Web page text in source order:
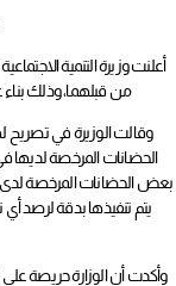
أعلنت وزيرة التنمية
من قبلهما، وذلك بناء
وقالت الوزيرة في تصريح
الحضانات المرخصة لديها
يتم تنفيذها بدقة لرصد أي
وأكدت أن الوزارة حريصة